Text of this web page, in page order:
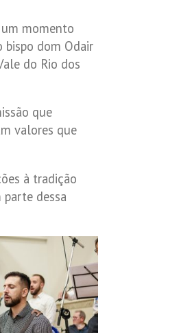
momento
bispo dom Odair
do Rio dos
que
valores que
à tradição
dessa